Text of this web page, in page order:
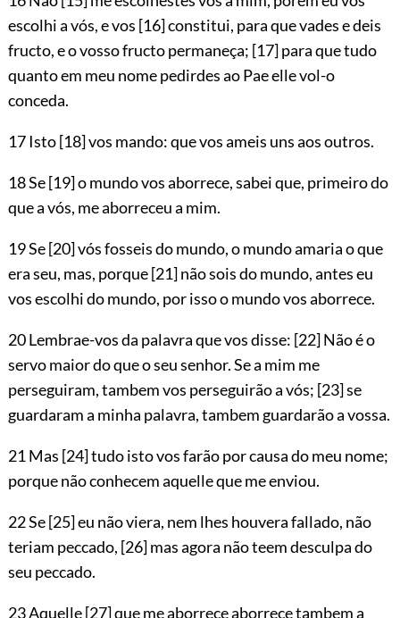
escolhi a vós, e vos [16]constitui, para que vades e deis
fructo, e o vosso fructo permaneça; [17]para que tudo
quanto em meu nome pedirdes ao Pae elle vol-o
conceda.
17 Isto[18]vos mando: que vos ameis uns aos outros.
18 Se[19]o mundo vos aborrece, sabei que, primeiro do
que a vós, me aborreceu a mim.
19 Se[20]vós fosseis do mundo, o mundo amaria o que
era seu, mas, porque[21]não sois do mundo, antes eu
vos escolhi do mundo, por isso o mundo vos aborrece.
20 Lembrae-vos da palavra que vos disse: [22]Não é o
servo maior do que o seu senhor. Se a mim me
perseguiram,tambem vos perseguirão a vós; [23]se
guardaram a minha palavra, tambem guardarão a vossa.
21 Mas [24]tudo isto vos farão por causa do meu nome;
porque não conhecem aquelle que me enviou.
22 Se[25]eu não viera, nem lhes houvera fallado, não
teriam peccado, [26]mas agora não teem desculpa do
seu peccado.
23 Aquelle[27]que me aborrece aborrece tambem a